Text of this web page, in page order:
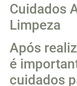
Cuidados
Limpeza
Após
é
cuidados